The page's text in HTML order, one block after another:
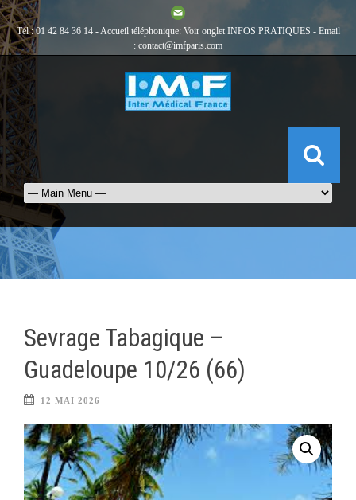
Tél : 01 42 84 36 14 - Accueil téléphonique: Voir onglet INFOS PRATIQUES - Email
: contact@imfparis.com
Sevrage Tabagique –
Guadeloupe 10/26 (66)
12 MAI 2026